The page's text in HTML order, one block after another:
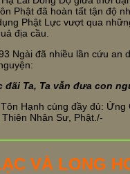
Phật đã hoàn tất tận độ
Phật Lực vượt qua
địa cầu.
Ngài đã nhiều lần cứu an
đãi Ta, Ta vẫn đưa con
Hạnh cùng đầy đủ:
Nhân Sư, Phật./-
VÀ LONG